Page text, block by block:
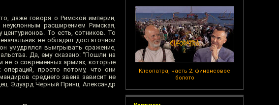
Клеопатра, часть 2: финансовое
болото
даже говоря о Римской империи,
расширением Римская,
То есть, сотников. То
не обладал достаточной
умудрялся выигрывать сражение,
Да, ему сказано: “Пошли на
не о современных армиях, которые
просто потому, что они
среднего звена зависит не
Эдуард Черный Принц, Александр